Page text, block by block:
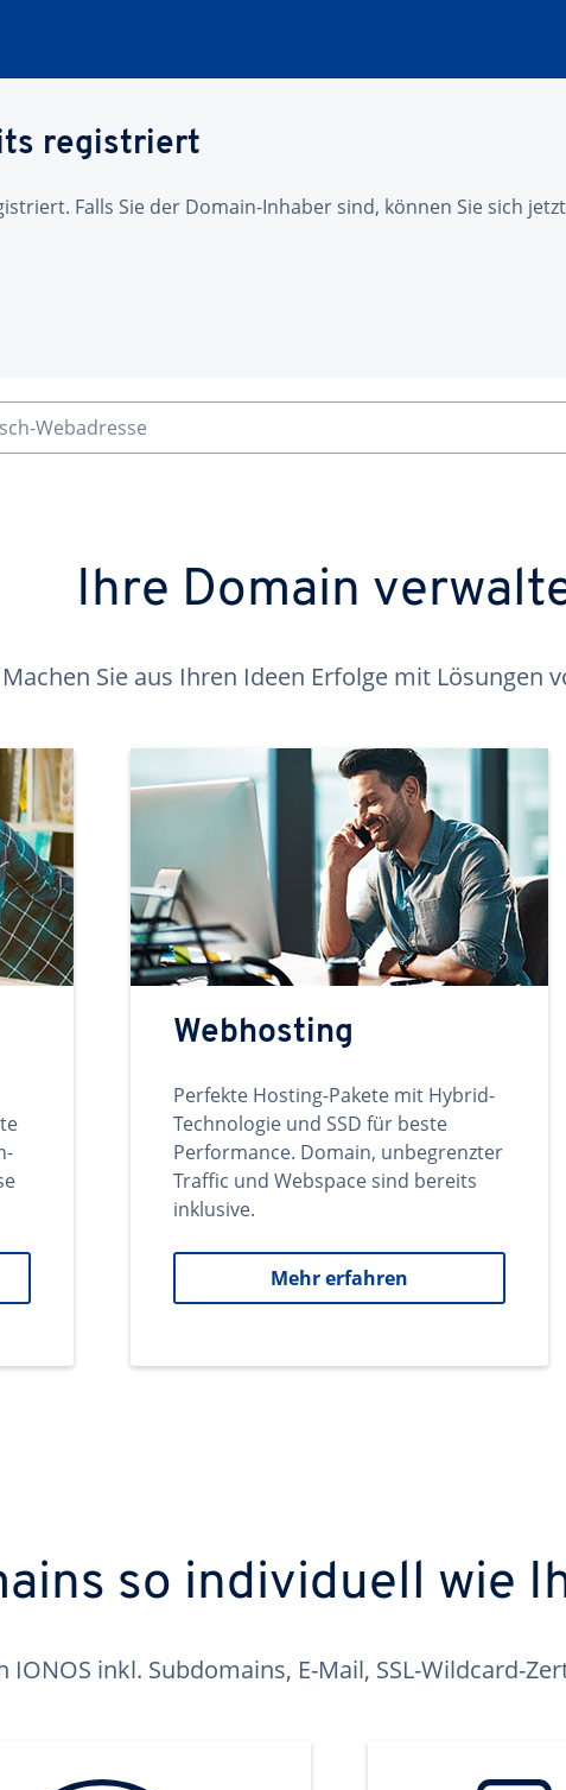
registriert
Falls Sie der Domain-Inhaber sind, können Sie sich
Webadresse
Ihre Domain
Machen Sie aus Ihren Ideen Erfolge mit Lösungen
Webhosting
Perfekte Hosting-Pakete mit Hybrid-
Technologie und SSD für beste
Performance. Domain, unbegrenzter
Traffic und Webspace sind bereits
inklusive.
Mehr erfahren
so individuell wie
IONOS inkl. Subdomains, E-Mail, SSL-Wildcard-